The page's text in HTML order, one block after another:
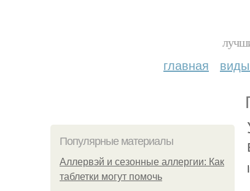
главная
Популярные материалы
Аллервэй и сезонные аллергии: Как
таблетки могут помочь